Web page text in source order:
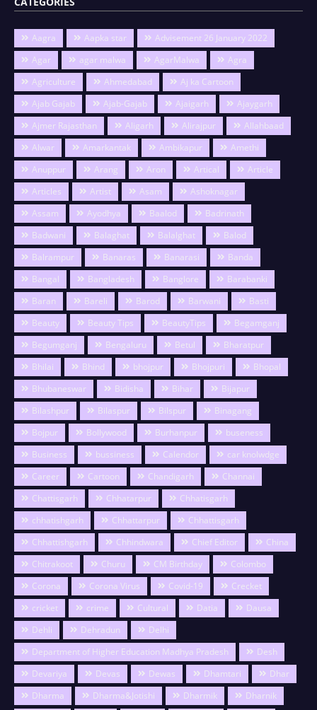
Aagra Aapka star
Advisement 26 January 2022
Agar
agar malwa AgarMalwa
Agra
Agriculture
Ahmedabad
Aj ka Cartoon
Ajab Gajab
Ajab-Gajab Ajaigarh
Ajaygarh
Ajmer Rajasthan
Aligarh Alirajpur
Allahbaad
Alwar
Amarkantak Ambikapur
Amethi
Anuppur
Arang Aron Artical
Article
Articles
Artist Asam
Ashoknagar
Assam
Ayodhya Baalod
Badrinath
Badwani
Balaghat Balalghat
Balod
Balrampur
Banaras Banarasi
Banda
Bangal
Bangladesh Banglore
Barabanki
Baran
Bareli Barod Barwani
Basti
Beauty
Beauty Tips BeautyTips
Begamganj
Begumganj
Bengaluru Betul
Bharatpur
Bhilai
Bhind bhojpur Bhojpuri
Bhopal
Bhubaneswar
Bidisha Bihar
Bijapur
Bilashpur
Bilaspur Bilspur
Binagang
Bojpur
Bollywood Burhanpur
buseness
Business
bussiness Calendor
car knolwdge
Career
Cartoon Chandigarh
Channai
Chattisgarh
Chhatarpur
Chhatisgarh
chhatishgarh
Chhattarpur
Chhattisgarh
Chhattishgarh
Chhindwara Chief Editor
China
Chitrakoot
Churu CM Birthday
Colombo
Corona
Corona Virus Covid-19
Crecket
cricket
crime Cultural Datia
Dausa
Dehli
Dehradun
Delhi
Department of Higher Education Madhya Pradesh
Desh
Devariya
Devas Dewas Dhamtari
Dhar
Dharma
Dharma&Jotishi Dharmik
Dharnik